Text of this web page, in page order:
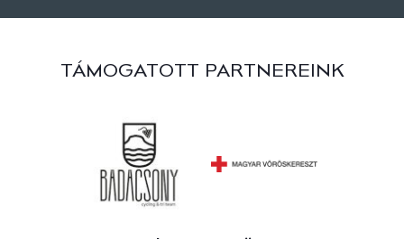
TÁMOGATOTT PARTNEREINK